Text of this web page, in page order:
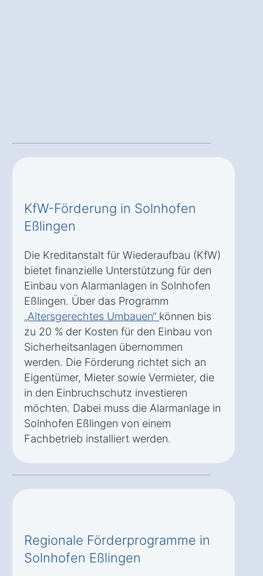
KfW-Förderung in Solnhofen
Eßlingen
Die Kreditanstalt für Wiederaufbau (KfW)
bietet finanzielle Unterstützung für den
Einbau von Alarmanlagen in Solnhofen
Eßlingen. Über das Programm
„Altersgerechtes Umbauen“ können bis
zu 20 % der Kosten für den Einbau von
Sicherheitsanlagen übernommen
werden. Die Förderung richtet sich an
Eigentümer, Mieter sowie Vermieter, die
in den Einbruchschutz investieren
möchten. Dabei muss die Alarmanlage in
Solnhofen Eßlingen von einem
Fachbetrieb installiert werden.
Regionale Förderprogramme in
Solnhofen Eßlingen